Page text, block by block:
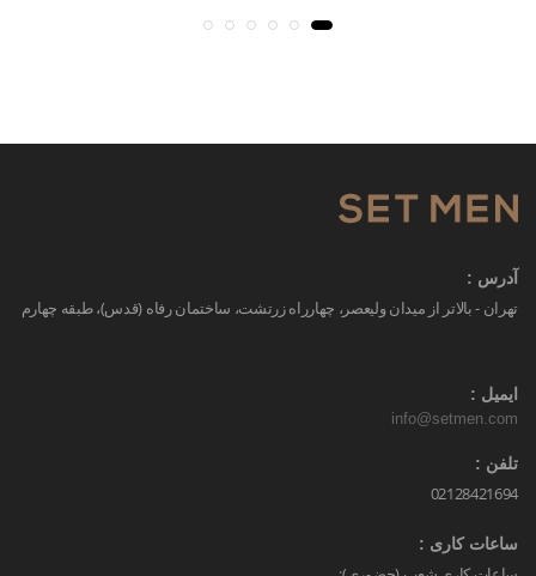
آدرس :
تهران - بالاتر از میدان ولیعصر، چهارراه زرتشت، ساختمان رفاه (قدس)، طبقه چهارم
ایمیل :
info@setmen.com
تلفن :
02128421694
ساعات کاری :